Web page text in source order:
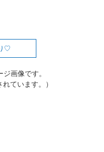
画像です。
ています。）